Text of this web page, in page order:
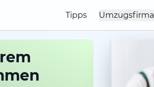
Tipps Umzugsfirma